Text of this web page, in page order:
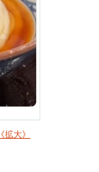
《拡大》